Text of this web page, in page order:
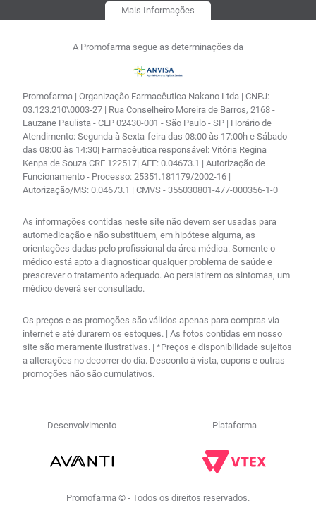
Mais Informações
A Promofarma segue as determinações da
Promofarma | Organização Farmacêutica Nakano Ltda | CNPJ:
03.123.210\0003-27 | Rua Conselheiro Moreira de Barros, 2168 -
Lauzane Paulista - CEP 02430-001 - São Paulo - SP | Horário de
Atendimento: Segunda à Sexta-feira das 08:00 às 17:00h e Sábado
das 08:00 às 14:30| Farmacêutica responsável: Vitória Regina
Kenps de Souza CRF 122517| AFE: 0.04673.1 | Autorização de
Funcionamento - Processo: 25351.181179/2002-16 |
Autorização/MS: 0.04673.1 | CMVS - 355030801-477-000356-1-0
As informações contidas neste site não devem ser usadas para
automedicação e não substituem, em hipótese alguma, as
orientações dadas pelo profissional da área médica. Somente o
médico está apto a diagnosticar qualquer problema de saúde e
prescrever o tratamento adequado. Ao persistirem os sintomas, um
médico deverá ser consultado.
Os preços e as promoções são válidos apenas para compras via
internet e até durarem os estoques. | As fotos contidas em nosso
site são meramente ilustrativas. | *Preços e disponibilidade sujeitos
a alterações no decorrer do dia. Desconto à vista, cupons e outras
promoções não são cumulativos.
Desenvolvimento Plataforma
Promofarma © - Todos os direitos reservados.